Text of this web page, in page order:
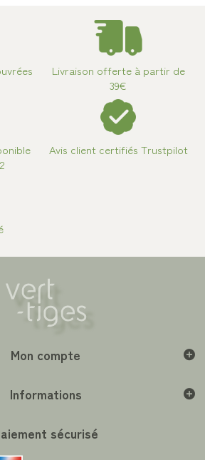
Livraison offerte à partir de
39€
Avis client certifiés Trustpilot
Mon compte
Informations
sécurisé